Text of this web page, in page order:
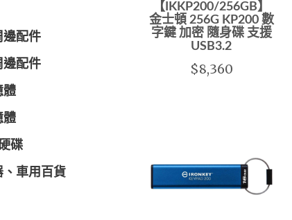
邊配件
邊配件
體
體
碟
、車用百貨
【IKKP200/256GB】
金士頓 256G KP200 數
字鍵 加密 隨身碟 支援
USB3.2
$8,360